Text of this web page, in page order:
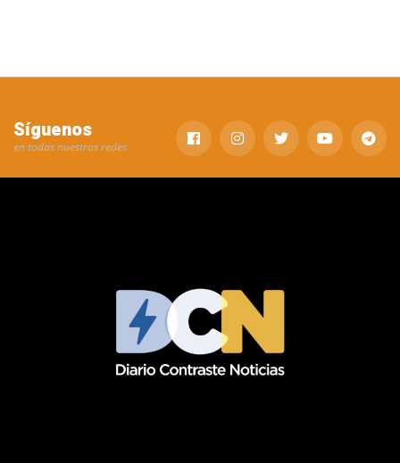
Síguenos
en todas nuestras redes